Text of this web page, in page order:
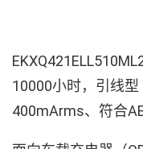
10000小时，引线
400mArms、符合